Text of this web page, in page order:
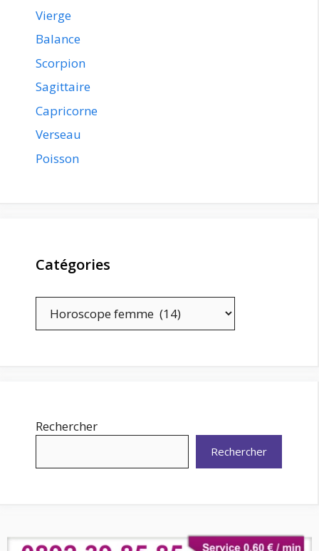
Vierge
Balance
Scorpion
Sagittaire
Capricorne
Verseau
Poisson
Catégories
Rechercher
Rechercher